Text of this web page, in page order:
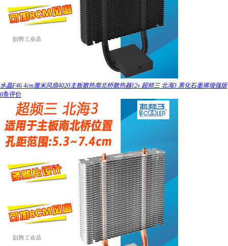
水晶F46 4cm厘米风扇4020主板散热南北桥散热器12v 超频三 北海3 黑化石墨烯增强版
0条评价